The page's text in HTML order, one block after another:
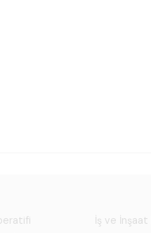
İş ve